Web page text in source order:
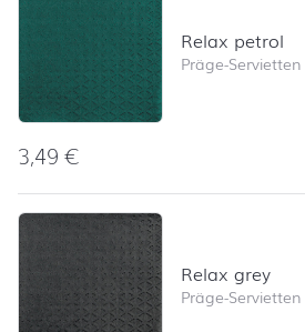
Relax petrol
Präge-Servietten
3,49€
Relax grey
Präge-Servietten